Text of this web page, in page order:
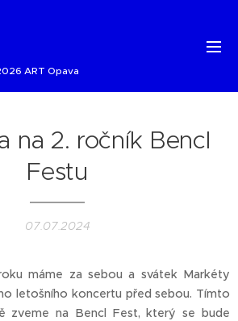
ART Opava
na 2. ročník Bencl
Festu
07.07.2024
máme za sebou a svátek Markéty
letošního koncertu před sebou. Tímto
zveme na Bencl Fest, který se bude